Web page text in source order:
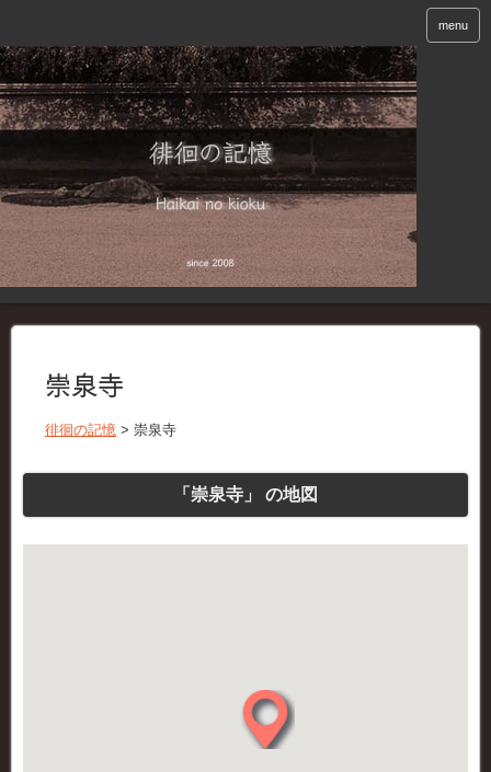
menu
崇泉寺
徘徊の記憶 > 崇泉寺
「崇泉寺」 の地図